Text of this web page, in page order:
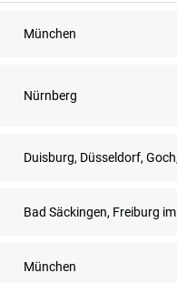
München
Nürnberg
München